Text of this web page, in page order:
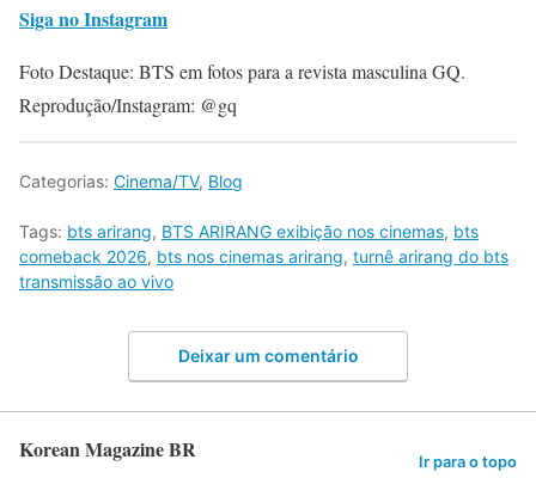
Siga no Instagram
Foto Destaque: BTS em fotos para a revista masculina GQ.
Reprodução/Instagram: @gq
Categorias: Cinema/TV, Blog
Tags: bts arirang, BTS ARIRANG exibição nos cinemas, bts
comeback 2026, bts nos cinemas arirang, turnê arirang do bts
transmissão ao vivo
Deixar um comentário
Korean Magazine BR Ir para o topo